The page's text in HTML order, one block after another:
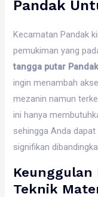
Pandak
Kecamatan Pandak
pemukiman yang
tangga putar
ingin menambah
mezanin namun
ini hanya
sehingga Anda
signifikan
Teknik